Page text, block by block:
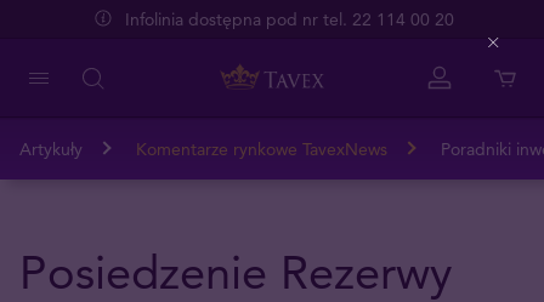
Infolinia dostępna pod nr tel. 22 114 00 20
Artykuły Komentarze rynkowe TavexNews Poradniki
Posiedzenie Rezerwy
Close